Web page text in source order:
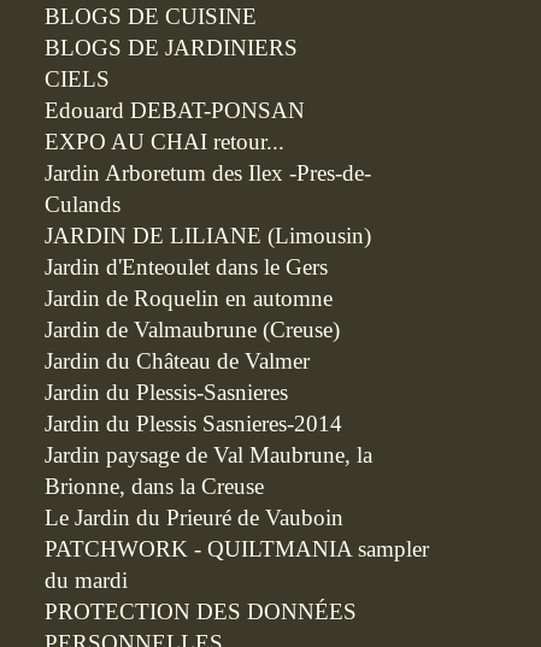
BLOGS DE CUISINE
BLOGS DE JARDINIERS
CIELS
Edouard DEBAT-PONSAN
EXPO AU CHAI retour...
Jardin Arboretum des Ilex -Pres-de-
Culands
JARDIN DE LILIANE (Limousin)
Jardin d'Enteoulet dans le Gers
Jardin de Roquelin en automne
Jardin de Valmaubrune (Creuse)
Jardin du Château de Valmer
Jardin du Plessis-Sasnieres
Jardin du Plessis Sasnieres-2014
Jardin paysage de Val Maubrune, la
Brionne, dans la Creuse
Le Jardin du Prieuré de Vauboin
PATCHWORK - QUILTMANIA sampler
du mardi
PROTECTION DES DONNÉES